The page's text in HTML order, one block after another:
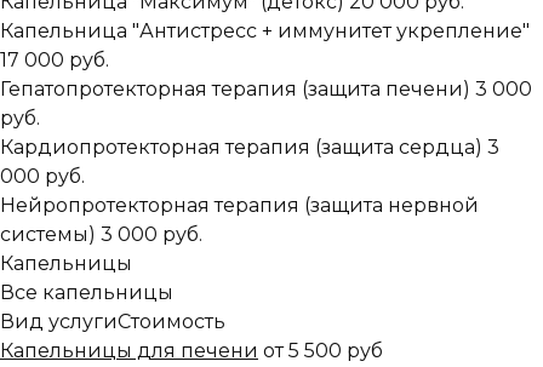
Капельница "Антистресс + иммунитет укрепление"
17 000 руб.
Гепатопротекторная терапия (защита печени) 3 000
руб.
Кардиопротекторная терапия (защита сердца) 3
000 руб.
Нейропротекторная терапия (защита нервной
системы) 3 000 руб.
Капельницы
Все капельницы
Вид услугиСтоимость
Капельницы для печени от 5 500 руб